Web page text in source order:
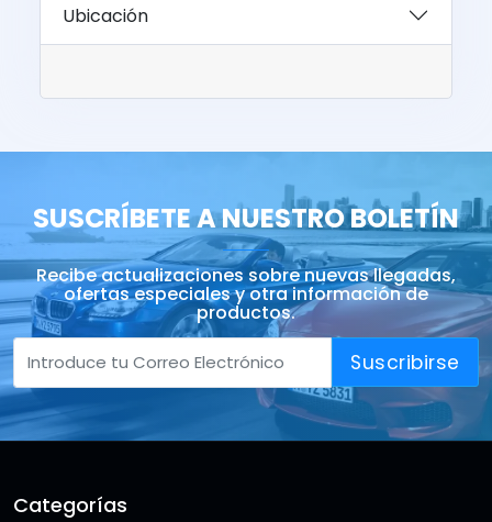
Ubicación
SUSCRÍBETE A NUESTRO BOLETÍN
Recibe actualizaciones sobre nuevas llegadas,
ofertas especiales y otra información de
productos.
Suscribirse
Categorías